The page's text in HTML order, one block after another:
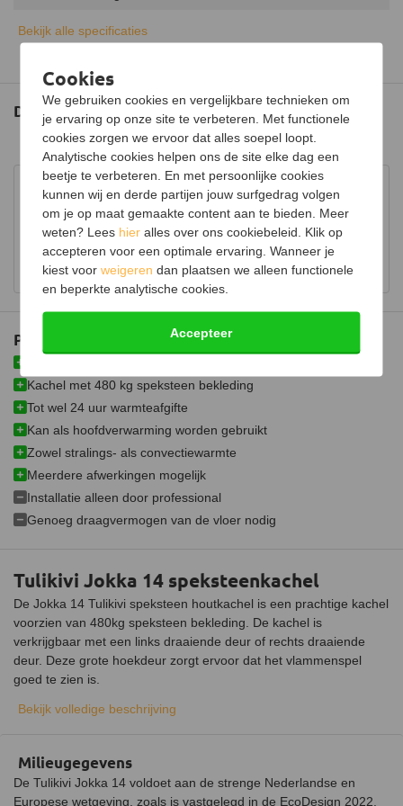
Tulikivi Jokka 14 speksteenkachel
De Jokka 14 Tulikivi speksteen houtkachel is een prachtige kachel
voorzien van 480kg speksteen bekleding. De kachel is
verkrijgbaar met een links draaiende deur of rechts draaiende
deur. Deze grote hoekdeur zorgt ervoor dat het vlammenspel
goed te zien is.
Dankzij de unieke eigenschappen van speksteen houdt de Jokka
als hoofdverwarming of als bijverwarming worden gebruikt. Deze
houtkachel heeft een rendement van 85,7%, maar doordat de
Bekijk volledige beschrijving
Milieugegevens
De Tulikivi Jokka 14 voldoet aan de strenge Nederlandse en
Europese wetgeving, zoals is vastgelegd in de EcoDesign 2022.
Plus- en minpunten
Kachel met 480 kg speksteen bekleding
Tot wel 24 uur warmteafgifte
Kan als hoofdverwarming worden gebruikt
Zowel stralings- als convectiewarmte
Meerdere afwerkingen mogelijk
Installatie alleen door professional
Genoeg draagvermogen van de vloer nodig
Advies in onze showroom
Bezoek onze showroom voor uitgebreid advies over
houtkachels.
Bekijk showroom en maak een afspraak
Maximaal vermogen
Rendement 85%
Draaibaar
Hout opbergruimte
Luchtregelaar Ja, onder
Aansluiting
Bovenaansluiting,
Achteraansluiting
Doorsnede aansluiting
30 mg
Schoneruitsysteem
Luchttoevoeraansluiting
Aansluitbaar op CV
Afmetingen (B x D x H) 74 x 47 x 139 cm
Gewicht 480 kg
Bekijk alle specificaties
Documenten
Prestatieverklaring (150.17 kB)
Cookies
We gebruiken cookies en vergelijkbare technieken om
je ervaring op onze site te verbeteren. Met functionele
cookies zorgen we ervoor dat alles soepel loopt.
Analytische cookies helpen ons de site elke dag een
beetje te verbeteren. En met persoonlijke cookies
kunnen wij en derde partijen jouw surfgedrag volgen
om je op maat gemaakte content aan te bieden. Meer
weten? Lees hier alles over ons cookiebeleid. Klik op
accepteren voor een optimale ervaring. Wanneer je
kiest voorweigeren dan plaatsen we alleen functionele
en beperkte analytische cookies.
Accepteer